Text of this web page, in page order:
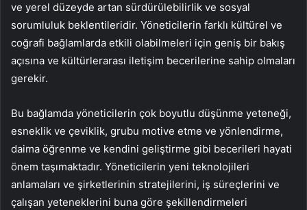
ve yerel düzeyde artan sürdürülebilirlik ve sosyal
sorumluluk beklentileridir. Yöneticilerin farklı kültürel ve
coğrafi bağlamlarda etkili olabilmeleri için geniş bir bakış
açısına ve kültürlerarası iletişim becerilerine sahip olmaları
gerekir.
Bu bağlamda yöneticilerin çok boyutlu düşünme yeteneği,
esneklik ve çeviklik, grubu motive etme ve yönlendirme,
daima öğrenme ve kendini geliştirme gibi becerileri hayati
önem taşımaktadır. Yöneticilerin yeni teknolojileri
anlamaları ve şirketlerinin stratejilerini, iş süreçlerini ve
çalışan yeteneklerini buna göre şekillendirmeleri